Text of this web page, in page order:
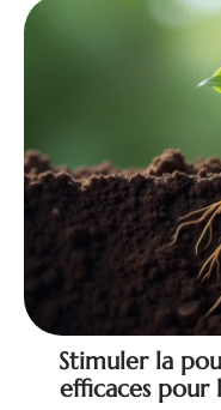
Stimuler la
efficaces pour